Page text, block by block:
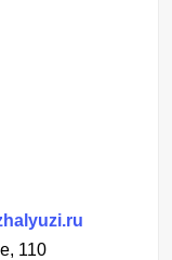
110